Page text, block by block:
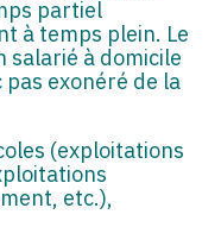
partiel
à temps plein. Le
salarié à domicile
exonéré de la
(exploitations
etc.),